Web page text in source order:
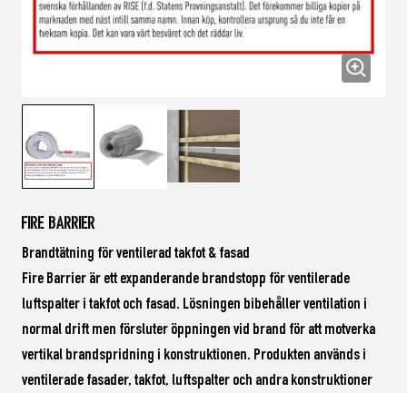
Fire Barrier
Brandtätning för ventilerad takfot & fasad
Fire Barrier är ett expanderande brandstopp för ventilerade
luftspalter i takfot och fasad. Lösningen bibehåller ventilation i
normal drift men försluter öppningen vid brand för att motverka
vertikal brandspridning i konstruktionen. Produkten används i
ventilerade fasader, takfot, luftspalter och andra konstruktioner